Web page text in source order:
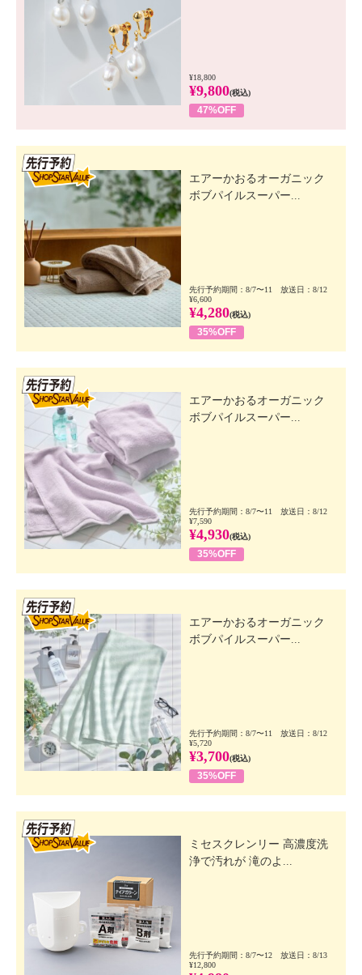
¥18,800
¥9,800(税込)
47%OFF
エアーかおるオーガニック
ボブパイルスーパー...
先行予約期間：8/7〜11 放送日：8/12
¥6,600
¥4,280(税込)
35%OFF
エアーかおるオーガニック
ボブパイルスーパー...
先行予約期間：8/7〜11 放送日：8/12
¥7,590
¥4,930(税込)
35%OFF
エアーかおるオーガニック
ボブパイルスーパー...
先行予約期間：8/7〜11 放送日：8/12
¥5,720
¥3,700(税込)
35%OFF
ミセスクレンリー 高濃度洗
浄で汚れが 滝のよ...
先行予約期間：8/7〜12 放送日：8/13
¥12,800